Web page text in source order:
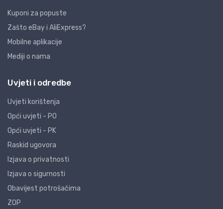
Kuponi za popuste
Zašto eBay i AliExpress?
Mobilne aplikacije
Mediji o nama
Uvjeti i odredbe
Uvjeti korištenja
Opći uvjeti - PO
Opći uvjeti - PK
Raskid ugovora
Izjava o privatnosti
Izjava o sigurnosti
Obavijest potrošačima
ZOP